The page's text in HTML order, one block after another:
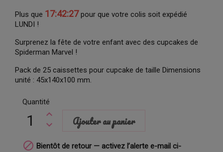
Plus que 17:42:26pour que votre colis soit expédié
LUNDI !
Surprenez la fête de votre enfant avec des cupcakes de
Spiderman Marvel !
Pack de 25 caissettes pour cupcake de taille Dimensions
unité : 45x140x100 mm.
Quantité
Ajouter au panier
 Bientôt de retour — activez l’alerte e-mail ci-